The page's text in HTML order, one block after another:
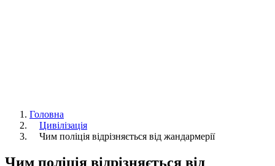
Головна
Цивілізація
Чим поліція відрізняється від жандармерії
Чим поліція відрізняється від